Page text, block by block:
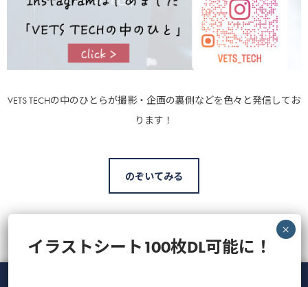
VETS TECHの中のひとらが撮影・企画の裏側などを色々と発信してお
ります！
のぞいてみる
最近の投稿 人気の記事 CATEGORY Tag Cloud
イラストシート100枚DL可能に！